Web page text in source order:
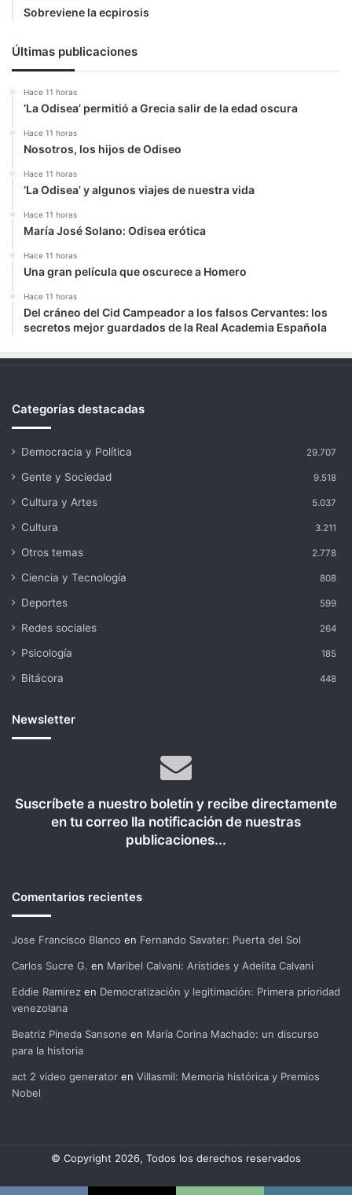
Sobreviene la ecpirosis
Últimas publicaciones
Hace 11 horas
‘La Odisea’ permitió a Grecia salir de la edad oscura
Hace 11 horas
Nosotros, los hijos de Odiseo
Hace 11 horas
‘La Odisea’ y algunos viajes de nuestra vida
Hace 11 horas
María José Solano: Odisea erótica
Hace 11 horas
Una gran película que oscurece a Homero
Hace 11 horas
Del cráneo del Cid Campeador a los falsos Cervantes: los
secretos mejor guardados de la Real Academia Española
Categorías destacadas
Democracia y Política 29.707
Gente y Sociedad 9.518
Cultura y Artes 5.037
Cultura 3.211
Otros temas 2.778
Ciencia y Tecnología 808
Deportes 599
Redes sociales 264
Psicología 185
Bitácora 448
Newsletter
Suscríbete a nuestro boletín y recibe directamente
en tu correo lla notificación de nuestras
publicaciones...
Comentarios recientes
Jose Francisco Blanco en Fernando Savater: Puerta del Sol
Carlos Sucre G. en Maribel Calvani: Arístides y Adelita Calvani
Eddie Ramirez en Democratización y legitimación: Primera prioridad
venezolana
Beatriz Pineda Sansone en María Corina Machado: un discurso
para la historia
act 2 video generator en Villasmil: Memoria histórica y Premios
Nobel
© Copyright 2026, Todos los derechos reservados